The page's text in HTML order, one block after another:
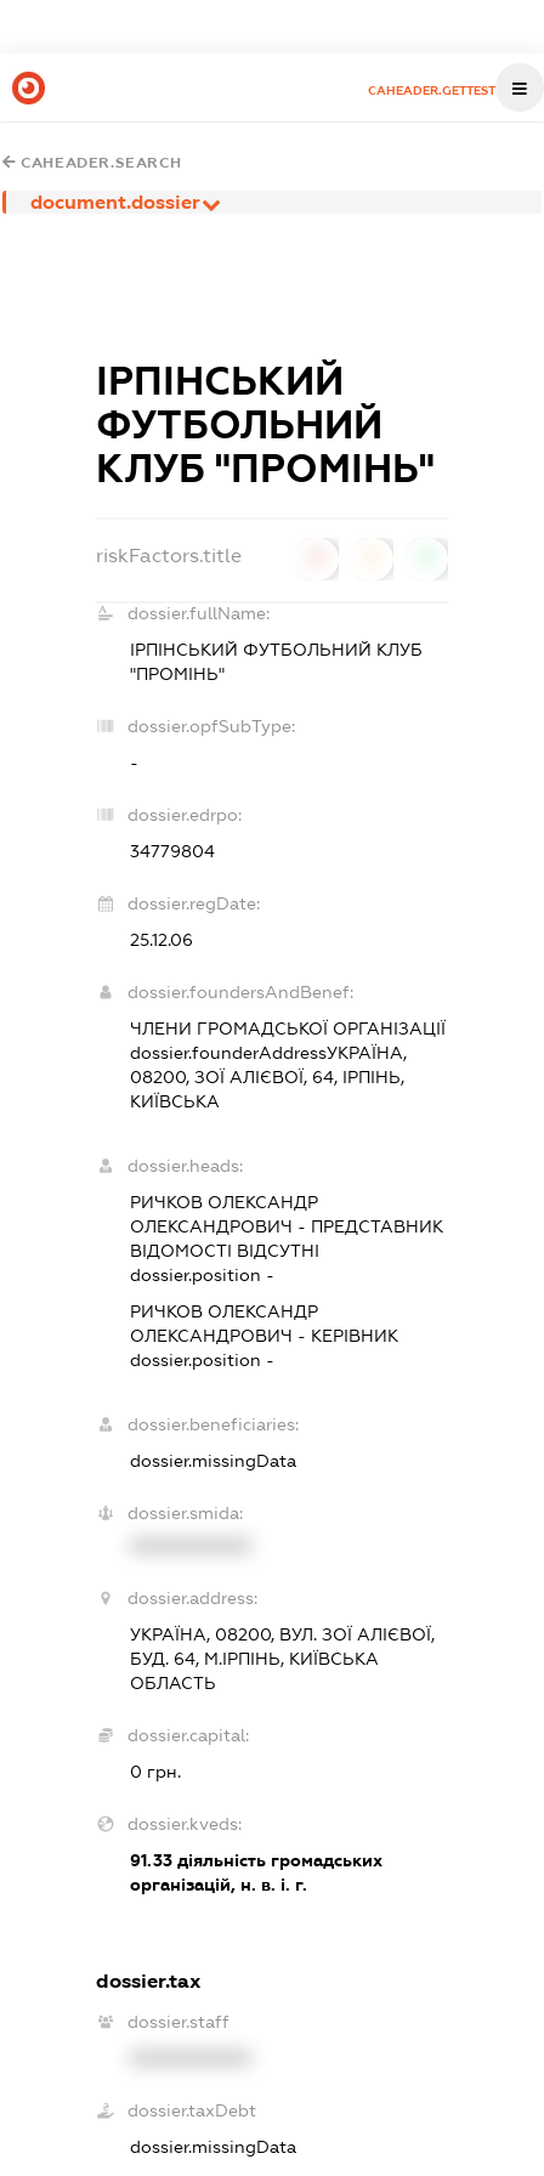
CAHEADER.GETTEST
CAHEADER.SEARCH
document.dossier
ІРПІНСЬКИЙ
ФУТБОЛЬНИЙ
КЛУБ "ПРОМІНЬ"
riskFactors.title
dossier.fullName:
ІРПІНСЬКИЙ ФУТБОЛЬНИЙ КЛУБ
"ПРОМІНЬ"
dossier.opfSubType:
-
dossier.edrpo:
34779804
dossier.regDate:
25.12.06
dossier.foundersAndBenef:
ЧЛЕНИ ГРОМАДСЬКОЇ ОРГАНІЗАЦІЇ
dossier.founderAddressУКРАЇНА,
08200, ЗОЇ АЛІЄВОЇ, 64, ІРПІНЬ,
КИЇВСЬКА
dossier.heads:
РИЧКОВ ОЛЕКСАНДР
ОЛЕКСАНДРОВИЧ - ПРЕДСТАВНИК
ВІДОМОСТІ ВІДСУТНІ
dossier.position -
РИЧКОВ ОЛЕКСАНДР
ОЛЕКСАНДРОВИЧ - КЕРІВНИК
dossier.position -
dossier.beneficiaries:
dossier.missingData
dossier.smida:
dossier.address:
УКРАЇНА, 08200, ВУЛ. ЗОЇ АЛІЄВОЇ,
БУД. 64, М.ІРПІНЬ, КИЇВСЬКА
ОБЛАСТЬ
dossier.capital:
0 грн.
dossier.kveds:
91.33діяльність громадських
організацій, н. в. і. г.
dossier.tax
dossier.staff
dossier.taxDebt
dossier.missingData